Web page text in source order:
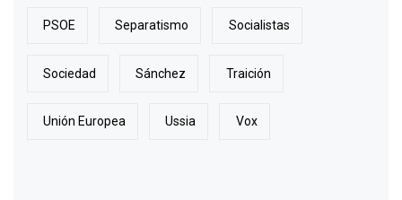
PSOE Separatismo Socialistas
Sociedad Sánchez Traición
Unión Europea Ussia Vox